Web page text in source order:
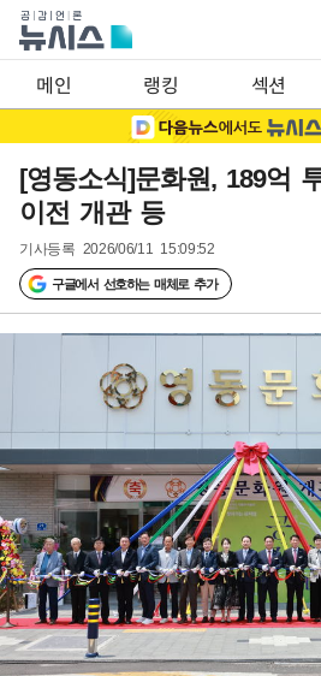
메인 랭킹 섹션
[영동소식]문화원, 189억
이전 개관 등
기사등록 2026/06/11 15:09:52
구글에서 선호하는 매체로 추가